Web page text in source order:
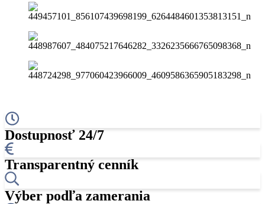
Dostupnosť 24/7
Transparentný cenník
Výber podľa zamerania